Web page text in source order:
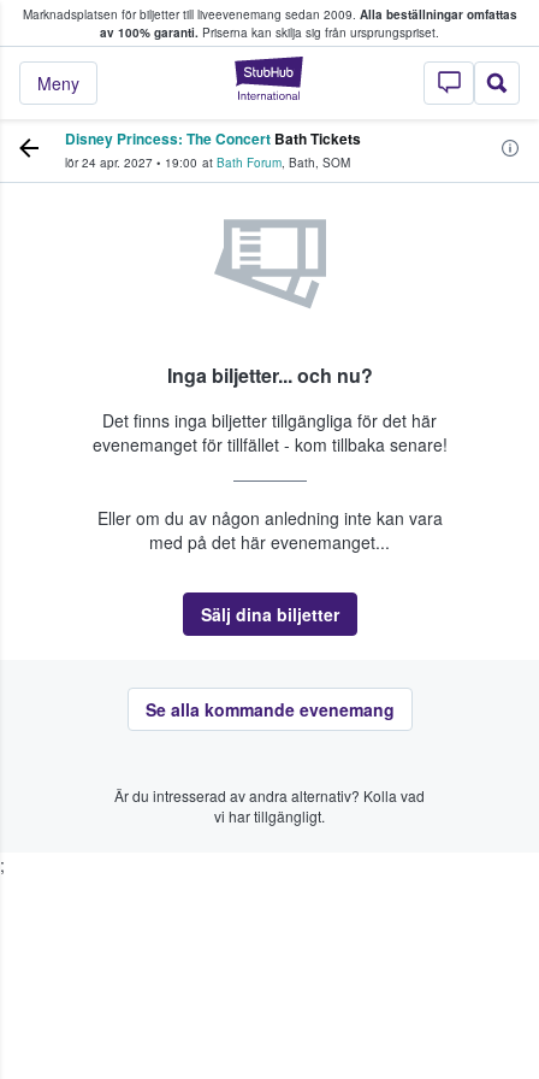
Marknadsplatsen för biljetter till liveevenemang sedan 2009. Alla beställningar omfattas
av 100% garanti. Priserna kan skilja sig från ursprungspriset.
StubHub – där
Meny
köper och säljer biljetter.
Disney Princess: The Concert Bath Tickets
lör 24 apr. 2027 • 19:00 at Bath Forum, Bath, SOM
Inga biljetter... och nu?
Det finns inga biljetter tillgängliga för det här
evenemanget för tillfället - kom tillbaka senare!
Eller om du av någon anledning inte kan vara
med på det här evenemanget...
Sälj dina biljetter
Se alla kommande evenemang
Är du intresserad av andra alternativ? Kolla vad
vi har tillgängligt.
;